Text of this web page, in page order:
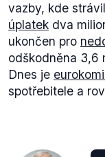
vazby, kde
úplatek dva
ukončen pro
odškodněna 3,6
Dnes je
spotřebitele a